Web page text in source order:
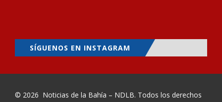
SÍGUENOS EN INSTAGRAM
© 2026 Noticias de la Bahía – NDLB. Todos los derechos